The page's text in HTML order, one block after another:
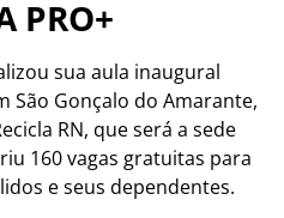
PRO+
sua aula inaugural
São Gonçalo do Amarante,
RN, que será a sede
160 vagas gratuitas para
e seus dependentes.